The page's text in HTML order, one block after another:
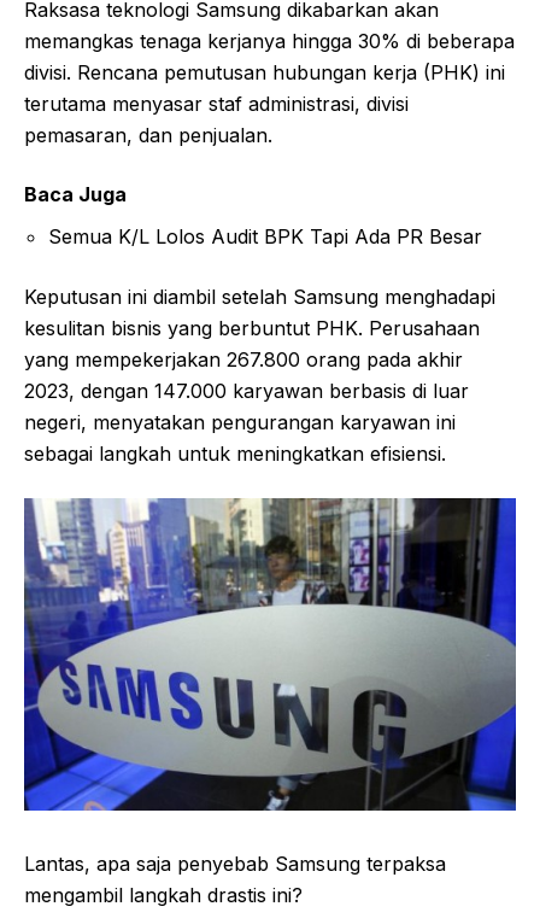
Raksasa teknologi Samsung dikabarkan akan
memangkas tenaga kerjanya hingga 30% di beberapa
divisi. Rencana pemutusan hubungan kerja (PHK) ini
terutama menyasar staf administrasi, divisi
pemasaran, dan penjualan.
Baca Juga
Semua K/L Lolos Audit BPK Tapi Ada PR Besar
Keputusan ini diambil setelah Samsung menghadapi
kesulitan bisnis yang berbuntut PHK. Perusahaan
yang mempekerjakan 267.800 orang pada akhir
2023, dengan 147.000 karyawan berbasis di luar
negeri, menyatakan pengurangan karyawan ini
sebagai langkah untuk meningkatkan efisiensi.
Lantas, apa saja penyebab Samsung terpaksa
mengambil langkah drastis ini?